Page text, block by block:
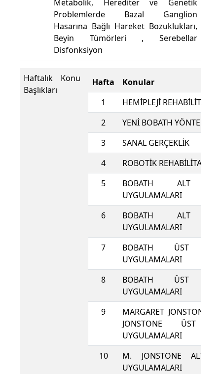
Metabolik, Herediter ve Genetik
Problemlerde Bazal Ganglion
Hasarına Bağlı Hareket Bozuklukları,
Beyin Tümörleri , Serebellar
Disfonksiyon
Haftalık Konu
Başlıkları
Hafta
Konular
1
HEMİPLEJİ
2
YENİ BOBATH YÖNTEMİ
3
SANAL GERÇEKLİK
4
ROBOTİK
5
BOBATH ALT
UYGULAMALARI
6
BOBATH ALT
UYGULAMALARI
7
BOBATH ÜST
UYGULAMALARI
8
BOBATH ÜST
UYGULAMALARI
9
MARGARET JONSTONE
JONSTONE ÜST
UYGULAMALARI
10
M. JONSTONE ALT
UYGULAMALARI